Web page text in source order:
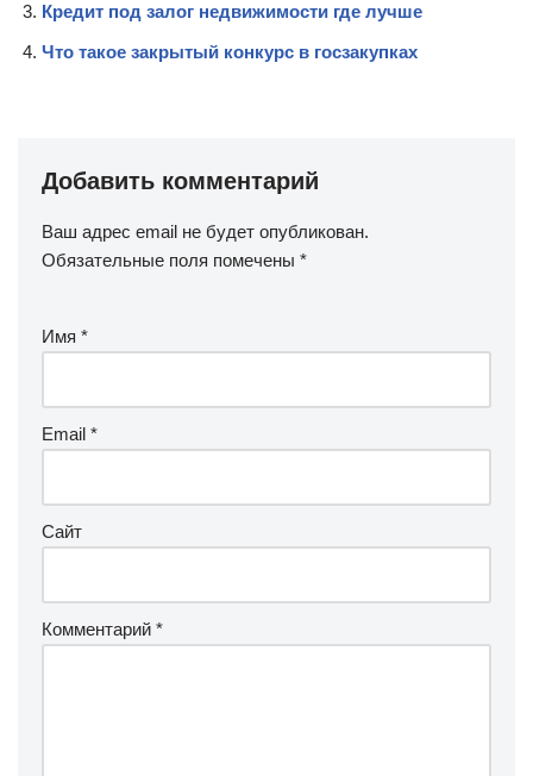
Кредит под залог недвижимости где лучше
Что такое закрытый конкурс в госзакупках
Добавить комментарий
Ваш адрес email не будет опубликован.
Обязательные поля помечены *
Имя *
Email *
Сайт
Комментарий *